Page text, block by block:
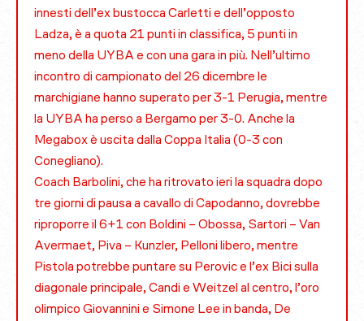
innesti dell’ex bustocca Carletti e dell’opposto
Ladza, è a quota 21 punti in classifica, 5 punti in
meno della UYBA e con una gara in più. Nell’ultimo
incontro di campionato del 26 dicembre le
marchigiane hanno superato per 3-1 Perugia, mentre
la UYBA ha perso a Bergamo per 3-0. Anche la
Megabox è uscita dalla Coppa Italia (0-3 con
Conegliano).
Coach Barbolini, che ha ritrovato ieri la squadra dopo
tre giorni di pausa a cavallo di Capodanno, dovrebbe
riproporre il 6+1 con Boldini – Obossa, Sartori – Van
Avermaet, Piva – Kunzler, Pelloni libero, mentre
Pistola potrebbe puntare su Perovic e l’ex Bici sulla
diagonale principale, Candi e Weitzel al centro, l’oro
olimpico Giovannini e Simone Lee in banda, De